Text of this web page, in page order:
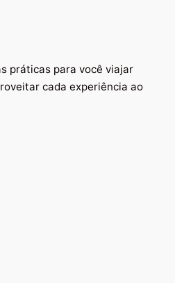
práticas para você viajar
cada experiência ao